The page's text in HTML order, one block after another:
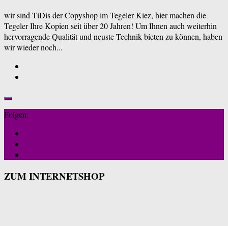
wir sind TiDis der Copyshop im Tegeler Kiez, hier machen die
Tegeler Ihre Kopien seit über 20 Jahren! Um Ihnen auch weiterhin
hervorragende Qualität und neuste Technik bieten zu können, haben
wir wieder noch...
Folgen:
ZUM INTERNETSHOP